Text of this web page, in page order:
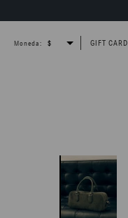
Moneda: GIFT CARD